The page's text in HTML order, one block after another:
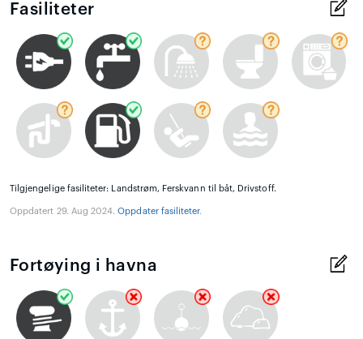
Fasiliteter
Tilgjengelige fasiliteter: Landstrøm, Ferskvann til båt, Drivstoff.
Oppdatert 29. Aug 2024.Oppdater fasiliteter.
Fortøying i havna